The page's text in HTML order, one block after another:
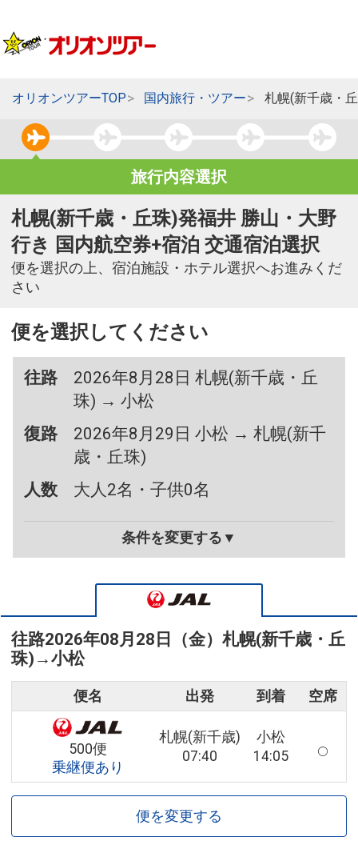
オリオンツアーTOP 国内旅行・ツアー 札幌(新千歳・
旅行内容選択
札幌(新千歳・丘珠)発福井 勝山・大野
行き 国内航空券+宿泊 交通宿泊選択
便を選択の上、宿泊施設・ホテル選択へお進みくだ
さい
便を選択してください
往路
2026年8月28日 札幌(新千歳・丘
珠) → 小松
復路
2026年8月29日 小松 → 札幌(新千
歳・丘珠)
人数
大人2名・子供0名
条件を変更する▼
往路2026年08月28日（金） 札幌(新千歳・丘
珠) →小松
便名 出発 到着 空席
500便
乗継便あり
札幌(新千歳)
07:40
小松
14:05
便を変更する